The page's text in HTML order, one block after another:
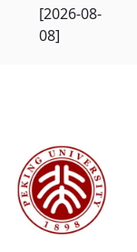
[2026-08-
08]